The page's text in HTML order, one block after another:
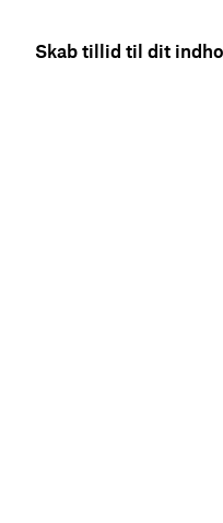
Skab tillid til dit